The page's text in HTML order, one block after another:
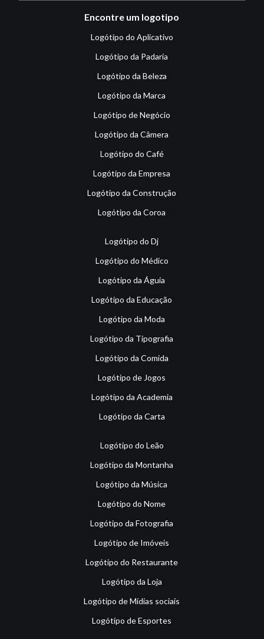
Encontre um logotipo
Logótipo do Aplicativo
Logótipo da Padaria
Logótipo da Beleza
Logótipo da Marca
Logótipo de Negócio
Logótipo da Câmera
Logótipo do Café
Logótipo da Empresa
Logótipo da Construção
Logótipo da Coroa
Logótipo do Dj
Logótipo do Médico
Logótipo da Águia
Logótipo da Educação
Logótipo da Moda
Logótipo da Tipografia
Logótipo da Comida
Logótipo de Jogos
Logótipo da Academia
Logótipo da Carta
Logótipo do Leão
Logótipo da Montanha
Logótipo da Música
Logótipo do Nome
Logótipo da Fotografia
Logótipo de Imóveis
Logótipo do Restaurante
Logótipo da Loja
Logótipo de Mídias sociais
Logótipo de Esportes